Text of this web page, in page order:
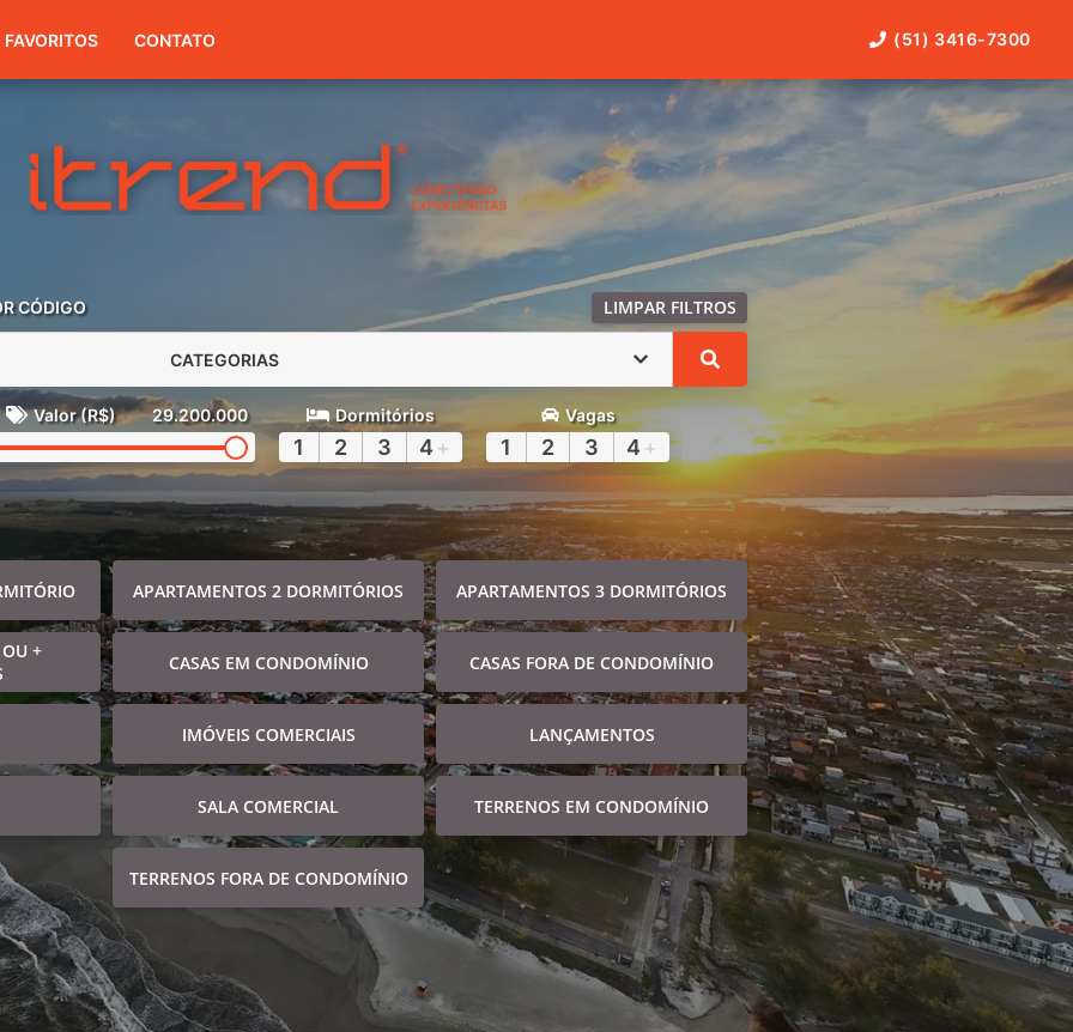
(51) 3416-7300
FAVORITOS CONTATO (51) 3416-7300
CÓDIGO LIMPAR FILTROS
CATEGORIAS
Valor (R$) 29.200.000 Dormitórios
1 2 3 4 +
Vagas
1 2 3 4 +
APARTAMENTOS 2 DORMITÓRIOS APARTAMENTOS 3 DORMITÓRIOS
+
CASAS EM CONDOMÍNIO CASAS FORA DE CONDOMÍNIO
IMÓVEIS COMERCIAIS LANÇAMENTOS
SALA COMERCIAL TERRENOS EM CONDOMÍNIO
TERRENOS FORA DE CONDOMÍNIO